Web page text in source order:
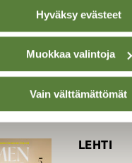
Hyväksy evästeet
Muokkaa valintoja
Vain välttämättömät
TAKAISIN LISTAAN
LEHTI